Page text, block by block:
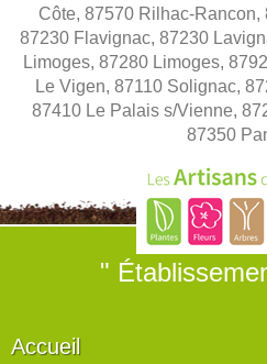
Côte, 87570 Rilhac-Rancon,
87230 Flavignac, 87230
Limoges, 87280 Limoges,
Le Vigen, 87110 Solignac,
87410 Le Palais s/Vienne,
87350
"
Accueil